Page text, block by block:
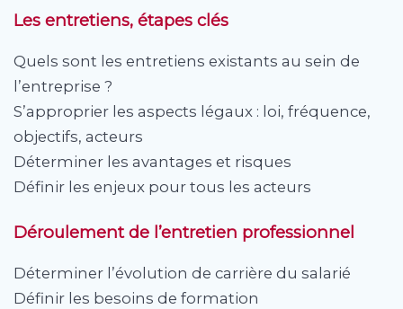
Les entretiens, étapes clés
Quels sont les entretiens existants au sein de
l’entreprise ?
S’approprier les aspects légaux : loi, fréquence,
objectifs, acteurs
Déterminer les avantages et risques
Définir les enjeux pour tous les acteurs
Déroulement de l’entretien professionnel
Déterminer l’évolution de carrière du salarié
Définir les besoins de formation